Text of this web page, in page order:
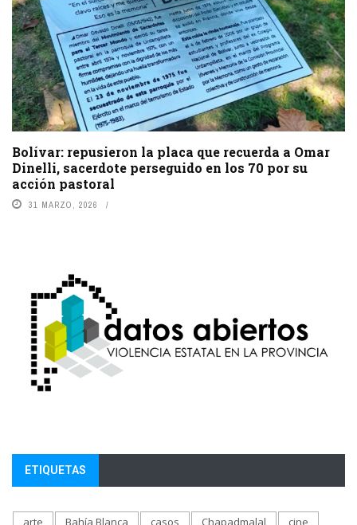
Bolívar: repusieron la placa que recuerda a Omar
Dinelli, sacerdote perseguido en los 70 por su
acción pastoral
31 MARZO, 2026
ETIQUETAS
arte Bahía Blanca casos Chapadmalal
cine